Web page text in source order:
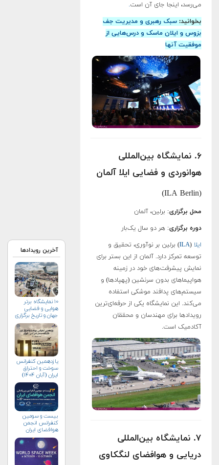
می‌رسد، اینجا جای آن است.
بخوانید: سبک رهبری و مدیریت جف
بزوس و ایلان ماسک و درس‌هایی از
موفقیت آنها
۶. نمایشگاه بین‌المللی
هوانوردی و فضایی ایلا آلمان
(ILA Berlin)
محل برگزاری: برلین، آلمان
دوره برگزاری: هر دو سال یک‌بار
ایلا (
ILA) برلین بر نوآوری، تحقیق و
توسعه تمرکز دارد. آلمان از این بستر برای
نمایش پیشرفت‌های خود در زمینه
هواپیماهای بدون سرنشین (پهپادها) و
سیستم‌های پدافند موشکی استفاده
می‌کند. این نمایشگاه یکی از حرفه‌ای‌ترین
رویدادها برای مهندسان و محققان
آکادمیک است.
۷. نمایشگاه بین‌المللی
دریایی و هوافضای لنگکاوی
آخرین رویدادها
۱۰ نمایشگاه برتر
هوایی و فضایی
جهان و تاریخ برگزاری
آن‌ها
یازدهمین کنفرانس
سوخت و احتراق
ایران (آبان‌ ۱۴۰۴)
بیست و سومین
کنفرانس انجمن
هوافضای ايران